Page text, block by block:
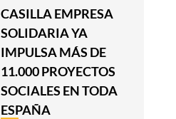
CASILLA EMPRESA
SOLIDARIA YA
IMPULSA MÁS DE
11.000 PROYECTOS
SOCIALES EN TODA
ESPAÑA